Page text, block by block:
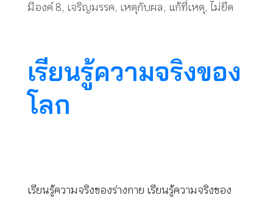
มีองค์ 8, เจริญมรรค, เหตุกับผล, แก้ที่เหตุ, ไม่ยึด
เรียนรู้ความจริงของ
โลก
เรียนรู้ความจริงของร่างกาย เรียนรู้ความจริงของ